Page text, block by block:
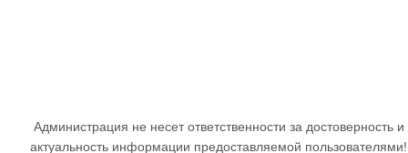
Администрация не несет ответственности за достоверность и
актуальность информации предоставляемой пользователями!